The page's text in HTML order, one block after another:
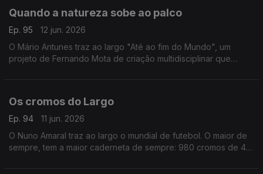
Quando a natureza sobe ao palco
Ep. 95
12 jun. 2026
O Mário Antunes traz ao largo "Até ao fim do Mundo", um
projeto de Fernando Mota de criação multidisciplinar que
Os cromos do Largo
Ep. 94
11 jun. 2026
O Nuno Amaral traz ao largo o mundial de futebol. O maior de
sempre, tem a maior caderneta de sempre: 980 cromos de 48